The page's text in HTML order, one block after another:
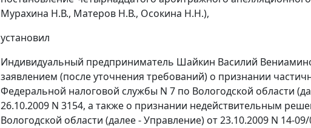
Мурахина Н.В., Матеров Н.В., Осокина Н.Н.),
установил
Индивидуальный предприниматель Шайкин Василий
заявлением (после уточнения требований) о признании
Федеральной налоговой службы N 7 по Вологодской области
26.10.2009 N 3154, а также о признании недействительным
Вологодской области (далее - Управление) от 23.10.2009 N 14-